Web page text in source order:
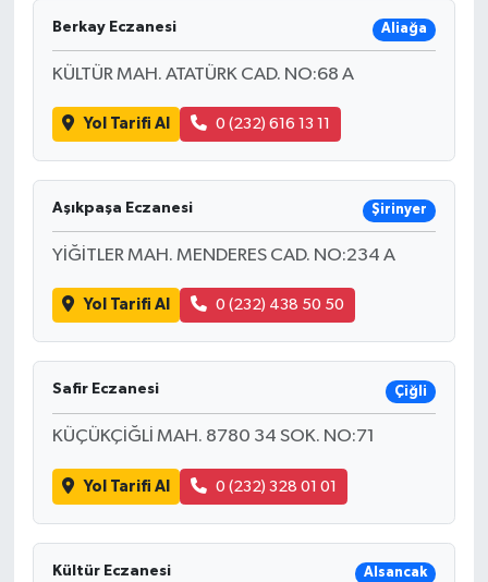
Berkay Eczanesi Aliağa
KÜLTÜR MAH. ATATÜRK CAD. NO:68 A
Yol Tarifi Al 0 (232) 616 13 11
Aşıkpaşa Eczanesi Şirinyer
YİĞİTLER MAH. MENDERES CAD. NO:234 A
Yol Tarifi Al 0 (232) 438 50 50
Safir Eczanesi Çiğli
KÜÇÜKÇİĞLİ MAH. 8780 34 SOK. NO:71
Yol Tarifi Al 0 (232) 328 01 01
Kültür Eczanesi Alsancak